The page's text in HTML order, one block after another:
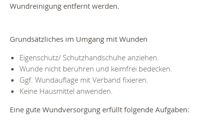
Wundreinigung entfernt werden.
Grundsätzliches im Umgang mit Wunden
Eigenschutz/ Schutzhandschuhe anziehen.
Wunde nicht berühren und keimfrei bedecken.
Ggf. Wundauflage mit Verband fixieren.
Keine Hausmittel anwenden.
Eine gute Wundversorgung erfüllt folgende Aufgaben: